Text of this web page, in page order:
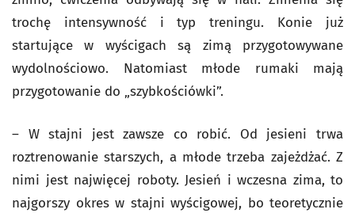
trochę intensywność i typ treningu. Konie już
startujące w wyścigach są zimą przygotowywane
wydolnościowo. Natomiast młode rumaki mają
przygotowanie do „szybkościówki”.
– W stajni jest zawsze co robić. Od jesieni trwa
roztrenowanie starszych, a młode trzeba zajeżdżać. Z
nimi jest najwięcej roboty. Jesień i wczesna zima, to
najgorszy okres w stajni wyścigowej, bo teoretycznie